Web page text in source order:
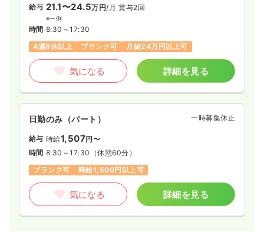
給与 21.1〜24.5万円/月 賞与2回
※一例
時間 8:30～17:30
4週8休以上
ブランク可 月給24万円以上可
気になる 詳細を見る
日勤のみ（パート） 一時募集休止
給与 時給1,507円〜
時間 8:30～17:30 （休憩60分）
ブランク可
時給1,500円以上可
気になる 詳細を見る